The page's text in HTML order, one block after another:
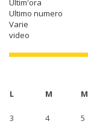
Ultim'ora
Ultimo numero
Varie
video
L
M M
3
4 5